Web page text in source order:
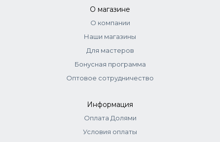
О магазине
О компании
Наши магазины
Для мастеров
Бонусная программа
Оптовое сотрудничество
Информация
Оплата Долями
Условия оплаты